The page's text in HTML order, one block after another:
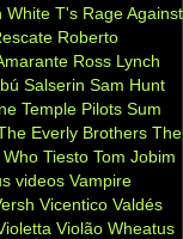
White T's Rage Against
Roberto
Ross Lynch
Salserin Sam Hunt
Temple Pilots Sum
Everly Brothers The
Tiesto Tom Jobim
videos Vampire
Vicentico Valdés
Violão Wheatus